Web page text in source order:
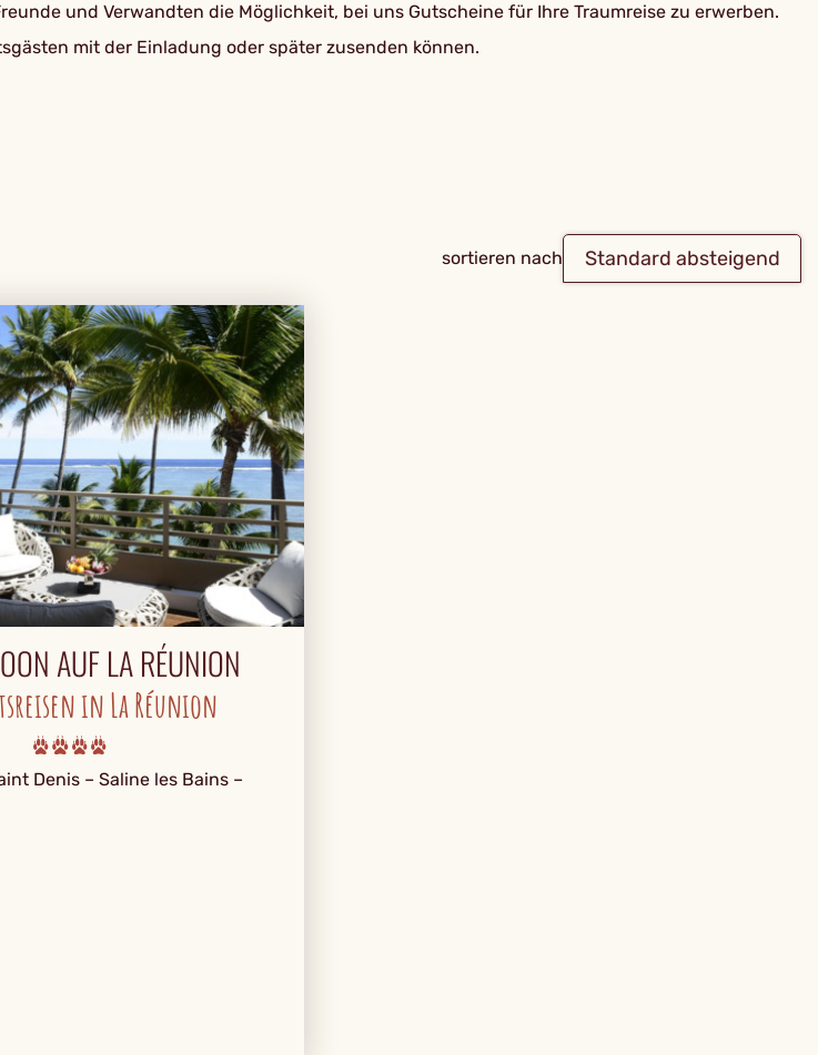
und Verwandten die Möglichkeit, bei uns Gutscheine für Ihre Traumreise zu erwerben.
mit der Einladung oder später zusenden können.
sortieren nach Standard absteigend
AUF LA RÉUNION
in La Réunion
Denis – Saline les Bains –